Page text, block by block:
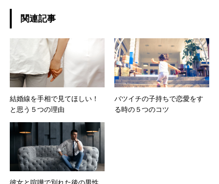
関連記事
結婚線を手相で見てほしい！
と思う５つの理由
バツイチの子持ちで恋愛をす
る時の５つのコツ